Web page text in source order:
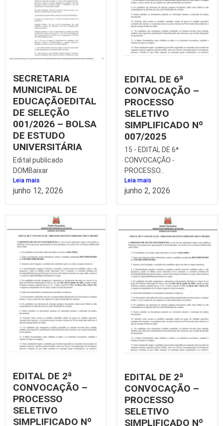
SECRETARIA
MUNICIPAL DE
EDUCAÇÃOEDITAL
DE SELEÇÃO
001/2026 – BOLSA
DE ESTUDO
UNIVERSITÁRIA
Edital publicado
DOMBaixar
Leia mais
junho 12, 2026
EDITAL DE 6ª
CONVOCAÇÃO –
PROCESSO
SELETIVO
SIMPLIFICADO Nº
007/2025
15 - EDITAL DE 6ª
CONVOCAÇÃO -
PROCESSO...
Leia mais
junho 2, 2026
EDITAL DE 2ª
CONVOCAÇÃO –
PROCESSO
SELETIVO
SIMPLIFICADO Nº
EDITAL DE 2ª
CONVOCAÇÃO –
PROCESSO
SELETIVO
SIMPLIFICADO Nº